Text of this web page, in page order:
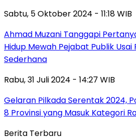
Sabtu, 5 Oktober 2024 - 11:18 WIB
Ahmad Muzani Tanggapi
Hidup Mewah Pejabat Publik Usai
Sederhana
Rabu, 31 Juli 2024 - 14:27 WIB
Gelaran Pilkada Serentak 2024,
8 Provinsi yang Masuk Kategori
Berita Terbaru